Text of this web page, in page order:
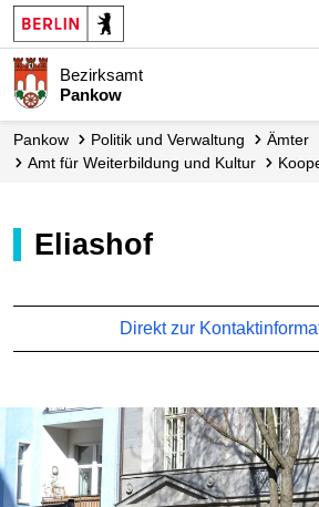
Bezirksamt
Pankow
Pankow Politik und Verwaltung
Ämter
Amt für Weiterbildung und Kultur
Eliashof
Direkt zur